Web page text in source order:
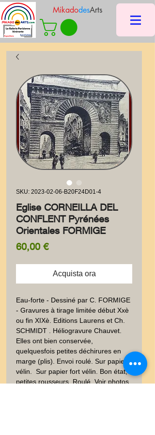
MikadodesArts
SKU: 2023-02-06-B20F24D01-4
Eglise CORNEILLA DEL
CONFLENT Pyrénées
Orientales FORMIGE
60,00 €Prezzo
Acquista ora
Eau-forte - Dessiné par C. FORMIGE
- Gravures à tirage limitée début Xxè
ou fin XIXè. Editions Laurens et Ch.
SCHMIDT . Héliogravure Chauvet.
Elles ont bien conservée,
quelquesfois petites déchirures en
marge (plis). Envoi roulé. Sur papier
vélin.  Sur papier fort vélin. Bon état,
petites rousseurs, Roulé, Voir photos.